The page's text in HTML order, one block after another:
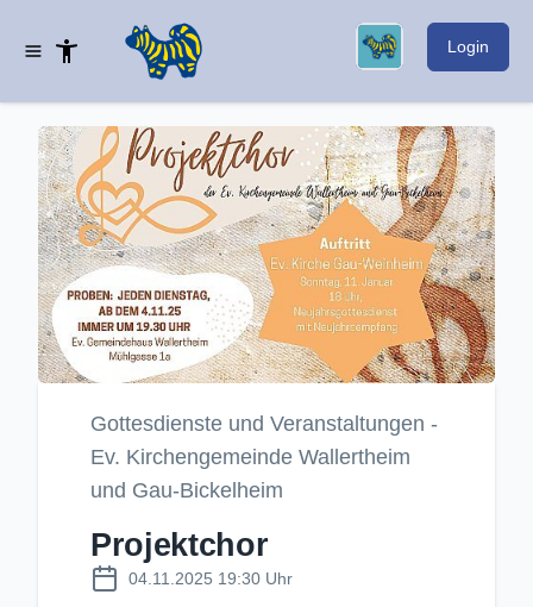
Login
Gottesdienste und Veranstaltungen -
Ev. Kirchengemeinde Wallertheim
und Gau-Bickelheim
Projektchor
04.11.2025 19:30 Uhr